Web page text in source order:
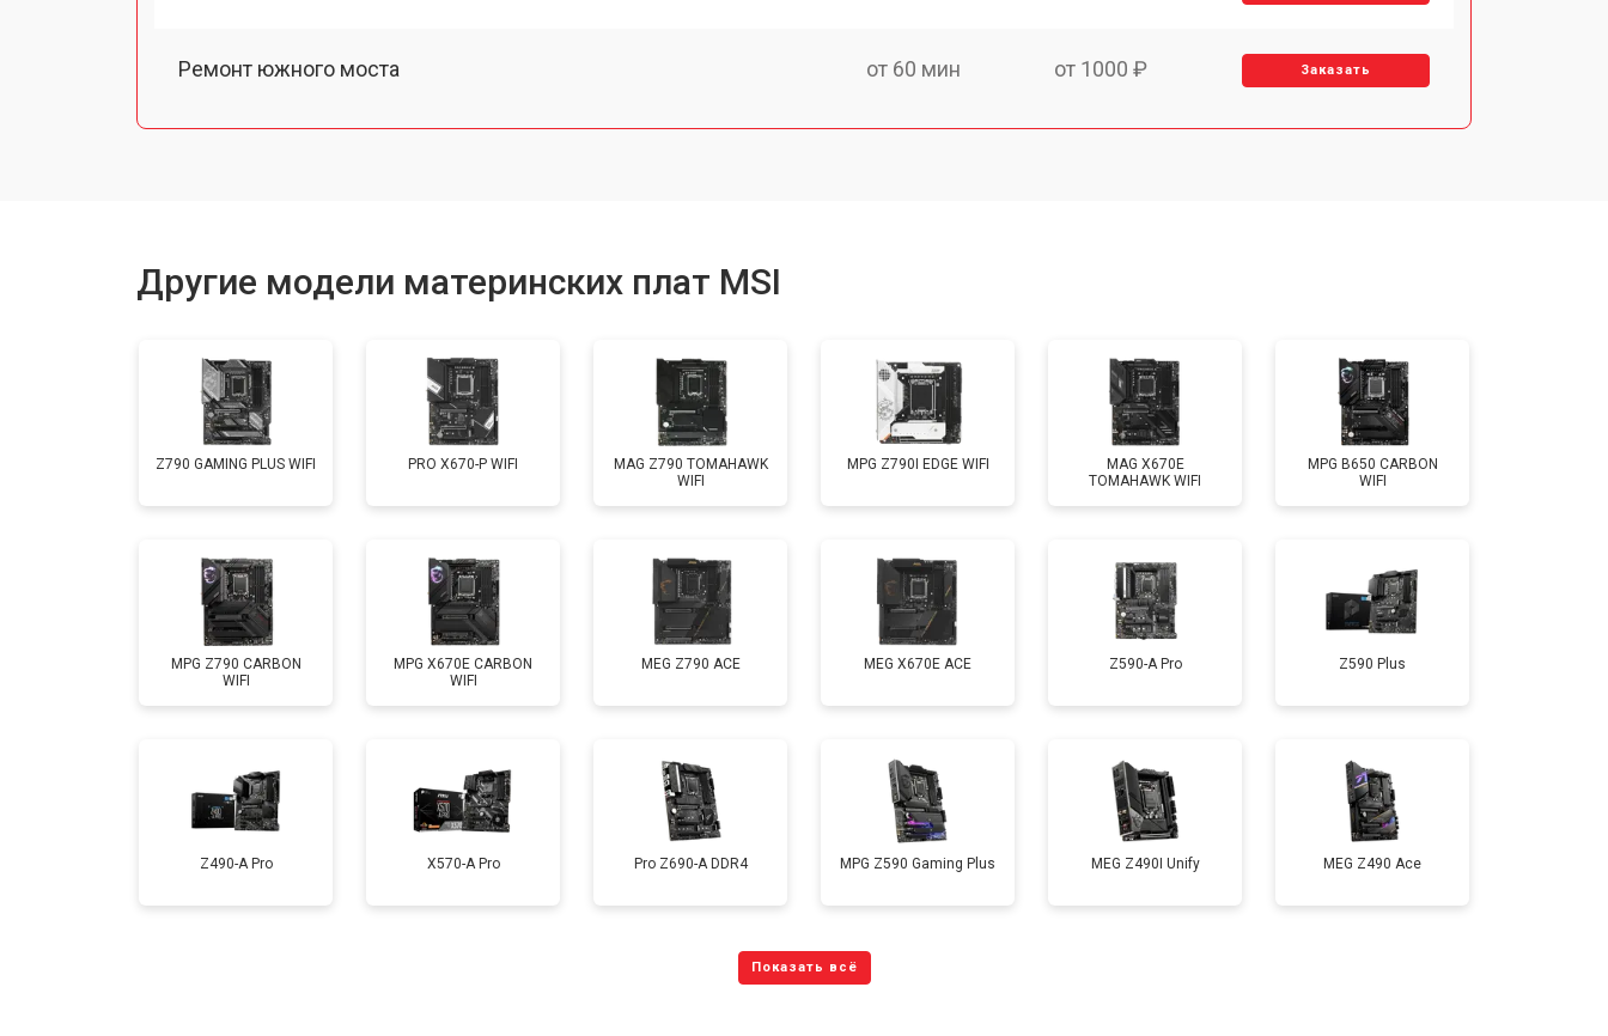
Ремонт южного моста от 60 мин от 1000 ₽ Заказать
Другие модели материнских плат MSI
Z790 GAMING PLUS WIFI PRO X670-P WIFI
MAG Z790 TOMAHAWK
WIFI
MPG Z790I EDGE WIFI
MAG X670E
TOMAHAWK WIFI
MPG B650 CARBON
WIFI
MPG Z790 CARBON
WIFI
MPG X670E CARBON
WIFI
MEG Z790 ACE MEG X670E ACE Z590-A Pro Z590 Plus
Z490-A Pro X570-A Pro Pro Z690-A DDR4 MPG Z590 Gaming Plus MEG Z490I Unify MEG Z490 Ace